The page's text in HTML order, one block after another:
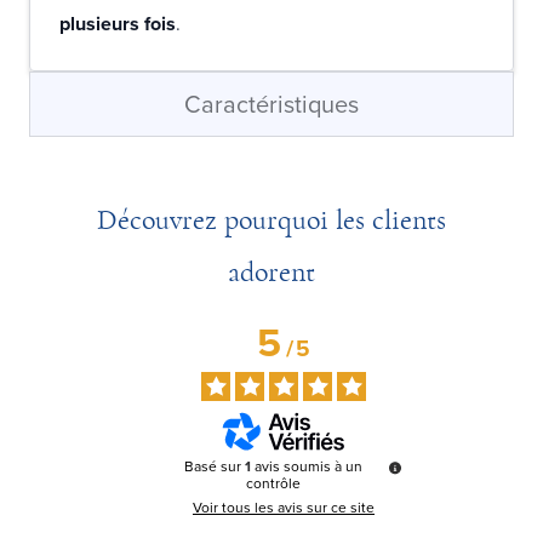
plusieurs fois.
Caractéristiques
Découvrez pourquoi les clients
adorent
5/5
Basé sur1avis soumis à un
contrôle
Voir tous les avis sur ce site